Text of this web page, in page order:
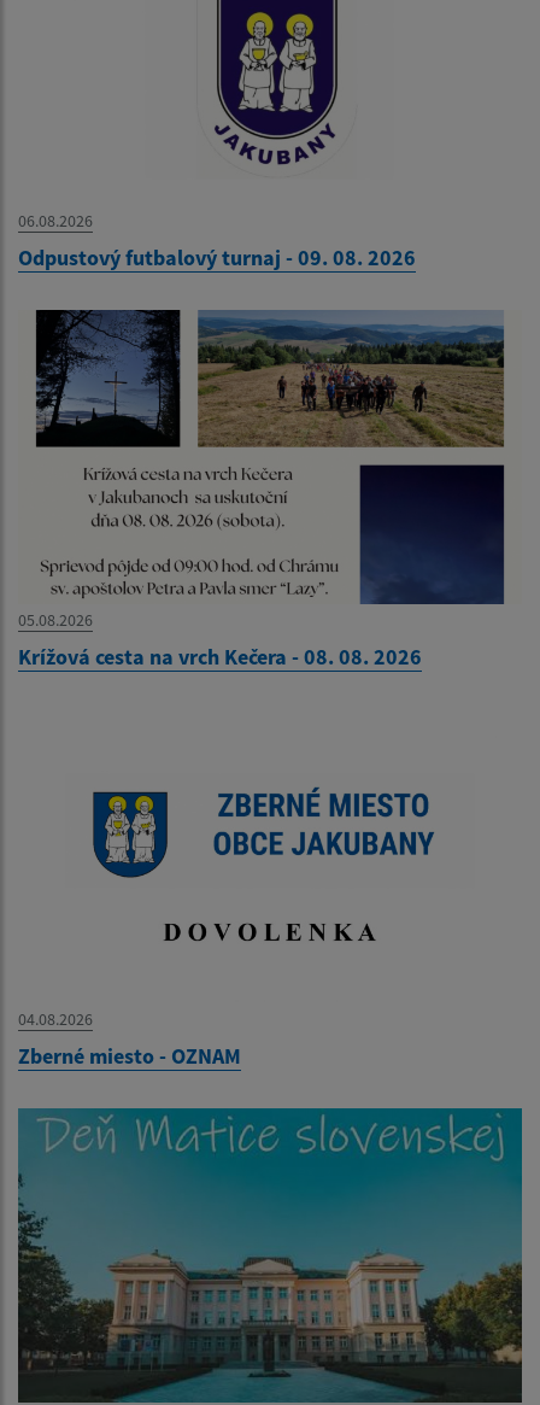
06.08.2026
Odpustový futbalový turnaj - 09. 08. 2026
05.08.2026
Krížová cesta na vrch Kečera - 08. 08. 2026
04.08.2026
Zberné miesto - OZNAM